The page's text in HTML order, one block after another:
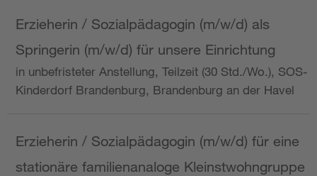
Erzieherin / Sozialpädagogin (m/w/d) als
Springerin (m/w/d) für unsere Einrichtung
in unbefristeter Anstellung, Teilzeit (30 Std./Wo.), SOS-
Kinderdorf Brandenburg, Brandenburg an der Havel
Erzieherin / Sozialpädagogin (m/w/d) für eine
stationäre familienanaloge Kleinstwohngruppe